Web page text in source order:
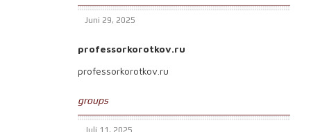
Juni 29, 2025
professorkorotkov.ru
professorkorotkov.ru
groups